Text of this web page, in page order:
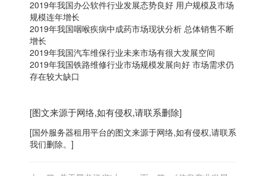
2019年我国办公软件行业发展态势良好 用户规模及市场
规模连年增长
2019年我国咽喉疾病中成药市场现状分析 总体销售不断
增长
2019年我国汽车维保行业未来市场有很大发展空间
2019年我国铁路维修行业市场规模发展向好 市场需求仍
存在较大缺口
[图文来源于网络,如有侵权,请联系删除]
[国外服务器租用平台的图文来源于网络,如有侵权,请联系
我们删除。]